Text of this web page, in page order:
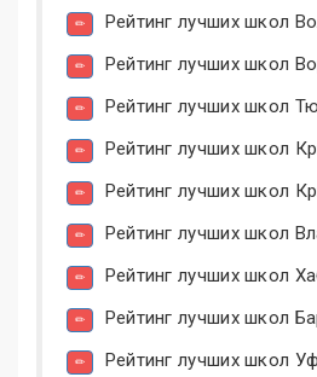
Рейтинг лучших школ
Рейтинг лучших школ
Рейтинг лучших школ
Рейтинг лучших школ
Рейтинг лучших школ
Рейтинг лучших школ
Рейтинг лучших школ
Рейтинг лучших школ
Рейтинг лучших школ